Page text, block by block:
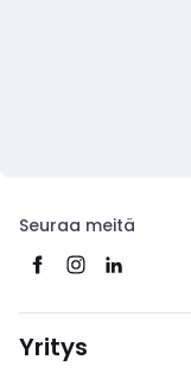
Seuraa meitä
Yritys